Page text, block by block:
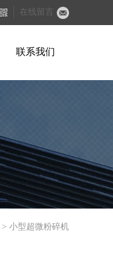
在线留言
联系我们
> 小型超微粉碎机